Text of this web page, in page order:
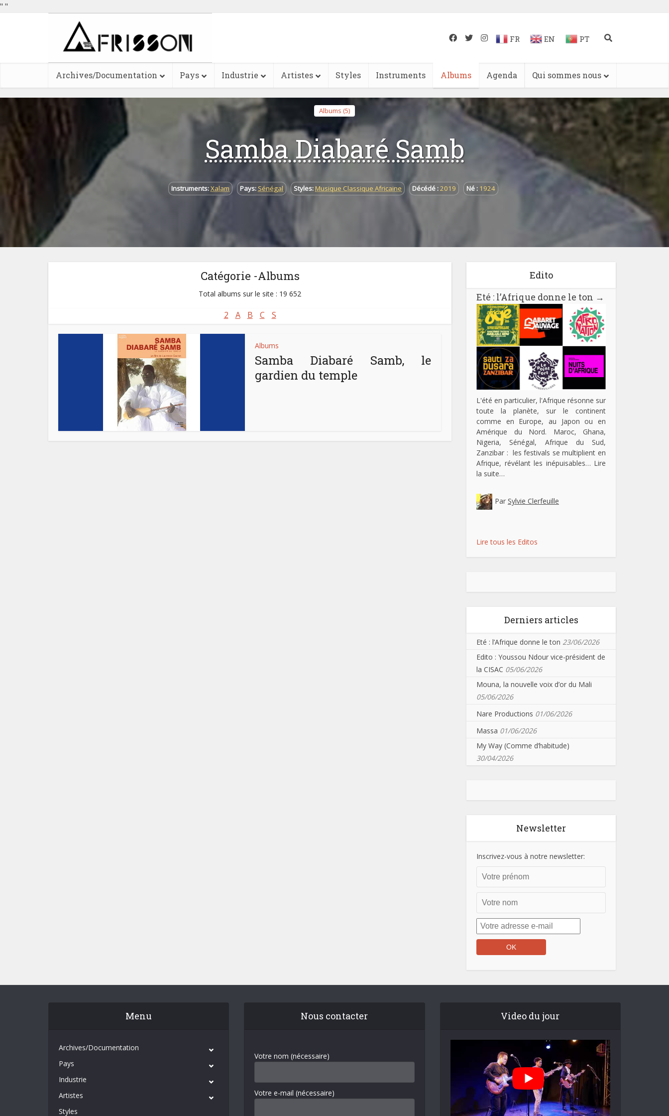
" "
FR EN PT
Archives/Documentation Pays Industrie Artistes Styles Instruments Albums Agenda Qui sommes nous
Albums (5)
Samba Diabaré Samb
Instruments:Xalam Pays: Sénégal Styles:Musique Classique Africaine Décédé :2019 Né : 1924
Catégorie -Albums
Total albums sur le site : 19 652
2 A B C S
Albums
Samba Diabaré Samb, le
gardien du temple
Edito
Eté : l’Afrique donne le ton →
L'été en particulier, l'Afrique résonne sur
toute la planète, sur le continent
comme en Europe, au Japon ou en
Amérique du Nord. Maroc, Ghana,
Nigeria, Sénégal, Afrique du Sud,
Zanzibar : les festivals se multiplient en
Afrique, révélant les inépuisables… Lire
la suite…
Par Sylvie Clerfeuille
Lire tous les Editos
Derniers articles
Eté : l’Afrique donne le ton 23/06/2026
Edito : Youssou Ndour vice-président de
la CISAC 05/06/2026
Mouna, la nouvelle voix d’or du Mali
05/06/2026
Nare Productions 01/06/2026
Massa 01/06/2026
My Way (Comme d’habitude)
30/04/2026
Newsletter
Inscrivez-vous à notre newsletter:
Menu
Archives/Documentation
Pays
Industrie
Artistes
Styles
Nous contacter
Votre nom (nécessaire)
Votre e-mail (nécessaire)
Video du jour